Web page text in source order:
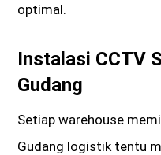
optimal.
Instalasi CCTV
Gudang
Setiap warehouse
Gudang logistik tentu